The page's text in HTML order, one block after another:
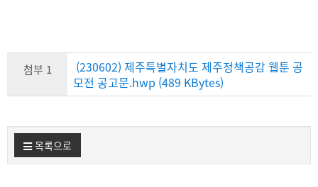
첨부 1
(230602) 제주특별자치도 제주정책공감 웹툰 공
모전 공고문.hwp (489 KBytes)
목록으로